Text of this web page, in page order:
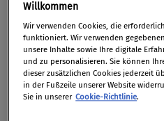
gespeichert werden sollen“.
Die EU-DSGVO enthält
natürlicher Personen
Daten verarbeiten bzw.
Willkommen
Wir verwenden Cookies, die
funktioniert. Wir verwenden
unsere Inhalte sowie Ihre digitale
und zu personalisieren. Sie können
dieser zusätzlichen Cookies jederzeit
in der Fußzeile unserer Website
Sie in unserer Cookie-Richtlinie.